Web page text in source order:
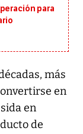
para
más
en
en
de